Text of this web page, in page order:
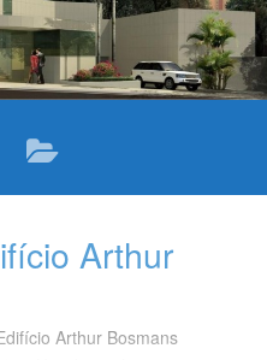
Arthur
Arthur Bosmans